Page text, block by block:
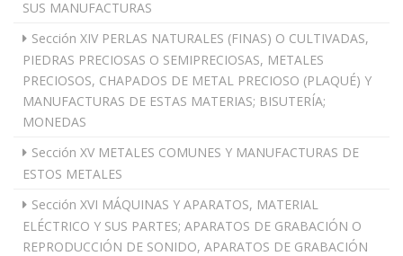
SUS MANUFACTURAS
Sección XIV PERLAS NATURALES (FINAS) O CULTIVADAS,
PIEDRAS PRECIOSAS O SEMIPRECIOSAS, METALES
PRECIOSOS, CHAPADOS DE METAL PRECIOSO (PLAQUÉ) Y
MANUFACTURAS DE ESTAS MATERIAS; BISUTERÍA;
MONEDAS
Sección XV METALES COMUNES Y MANUFACTURAS DE
ESTOS METALES
Sección XVI MÁQUINAS Y APARATOS, MATERIAL
ELÉCTRICO Y SUS PARTES; APARATOS DE GRABACIÓN O
REPRODUCCIÓN DE SONIDO, APARATOS DE GRABACIÓN